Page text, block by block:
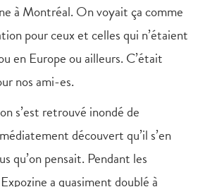
à Montréal. On voyait ça comme
pour ceux et celles qui n’étaient
en Europe ou ailleurs. C’était
nos ami-es.
s’est retrouvé inondé de
découvert qu’il s’en
qu’on pensait. Pendant les
a quasiment doublé à